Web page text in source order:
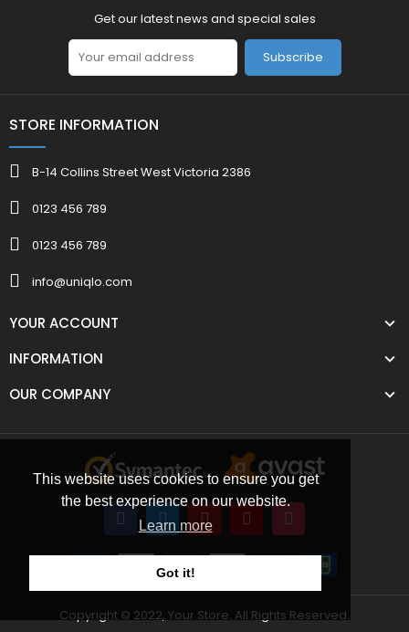
This website uses cookies to ensure you get
the best experience on our website.
Learn more
Got it!
Get our latest news and special sales
Subscribe
STORE INFORMATION
B-14 Collins Street West Victoria 2386
0123 456 789
0123 456 789
info@uniqlo.com
YOUR ACCOUNT
INFORMATION
OUR COMPANY
Copyright © 2022, Your Store. All Rights Reserved.